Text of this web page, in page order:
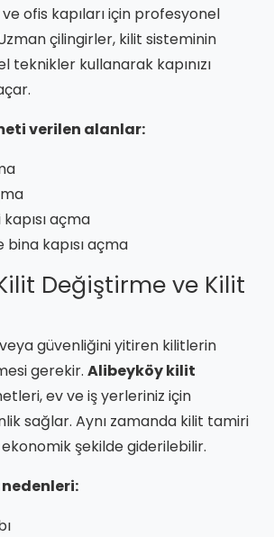
ofis kapıları için profesyonel
çilingirler, kilit sisteminin
teknikler kullanarak kapınızı
verilen alanlar:
açma
kapısı açma
Değiştirme ve Kilit
güvenliğini yitiren kilitlerin
gerekir. Alibeyköy kilit
ev ve iş yerleriniz için
sağlar. Aynı zamanda kilit tamiri
şekilde giderilebilir.